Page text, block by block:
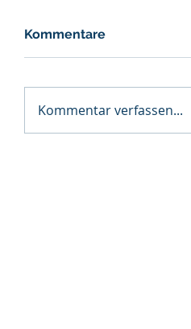
Kommentare
Kommentar verfassen...